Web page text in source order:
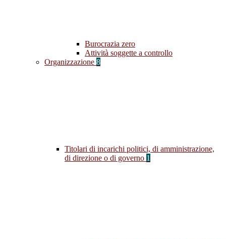
Burocrazia zero
Attività soggette a controllo
Organizzazione 8
Titolari di incarichi politici, di amministrazione,
di direzione o di governo 1